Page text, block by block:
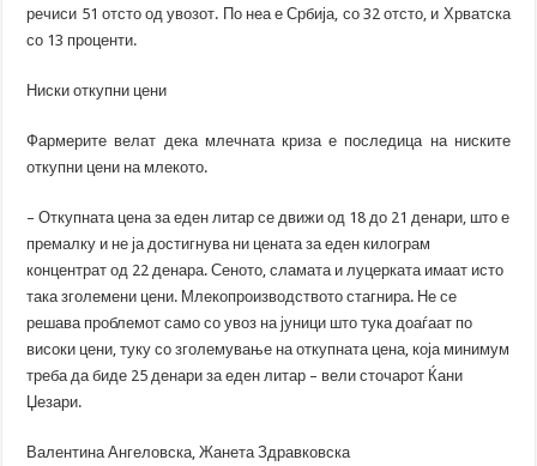
речиси 51 отсто од увозот. По неа е Србија, со 32 отсто, и Хрватска
со 13 проценти.
Ниски откупни цени
Фармерите велат дека млечната криза е последица на ниските
откупни цени на млекото.
– Откупната цена за еден литар се движи од 18 до 21 денари, што е
премалку и не ја достигнува ни цената за еден килограм
концентрат од 22 денара. Сеното, сламата и луцерката имаат исто
така зголемени цени. Млекопроизводството стагнира. Не се
решава проблемот само со увоз на јуници што тука доаѓаат по
високи цени, туку со зголемување на откупната цена, која минимум
треба да биде 25 денари за еден литар – вели сточарот Ќани
Џезари.
Валентина Ангеловска, Жанета Здравковска